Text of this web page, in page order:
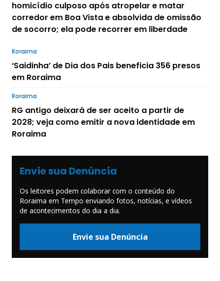
homicídio culposo após atropelar e matar
corredor em Boa Vista e absolvida de omissão
de socorro; ela pode recorrer em liberdade
Roraima
‘Saidinha’ de Dia dos Pais beneficia 356 presos
em Roraima
Roraima
RG antigo deixará de ser aceito a partir de
2028; veja como emitir a nova identidade em
Roraima
Envie sua Denúncia
Os leitores podem colaborar com o conteúdo do
Roraima em Tempo enviando fotos, notícias, e vídeos
de acontecimentos do dia a dia.
Envie sua Denúncia